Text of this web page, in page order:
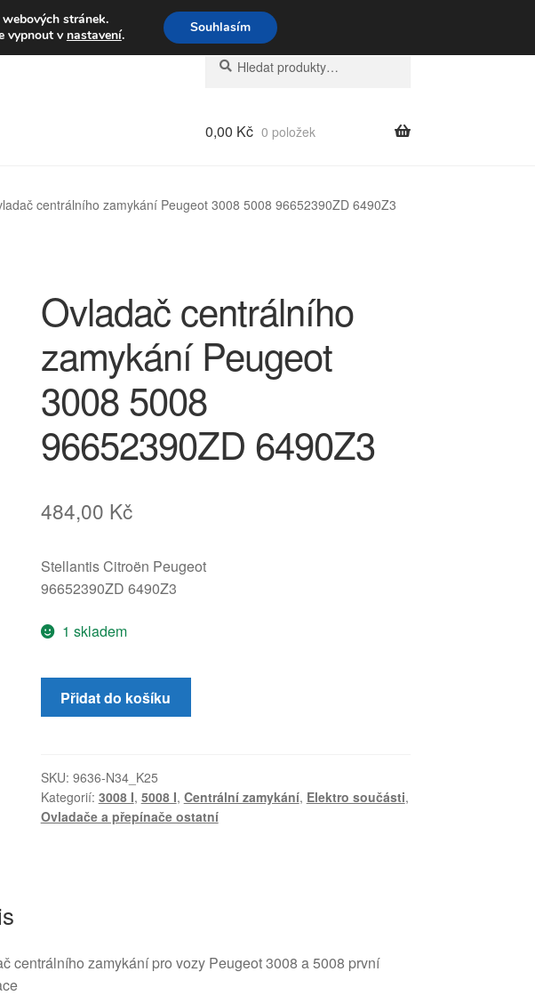
Volejte po-pá 9-16 704 494 494
Hledat:
Hledat
0,00 Kč 0 položek
centrálního zamykání Peugeot 3008 5008 96652390ZD 6490Z3
Ovladač centrálního
zamykání Peugeot
3008 5008
96652390ZD 6490Z3
484,00 Kč
Stellantis Citroën Peugeot
96652390ZD 6490Z3
1 skladem
Ovladač
centrálního
3008
5008
96652390ZD
Přidat do košíku
SKU: 9636-N34_K25
Kategorií: 3008 I, 5008 I, Centrální zamykání, Elektro součásti,
Ovladače a přepínače ostatní
centrálního zamykání pro vozy Peugeot 3008 a 5008 první
stránek.
vypnout v nastavení. Souhlasím